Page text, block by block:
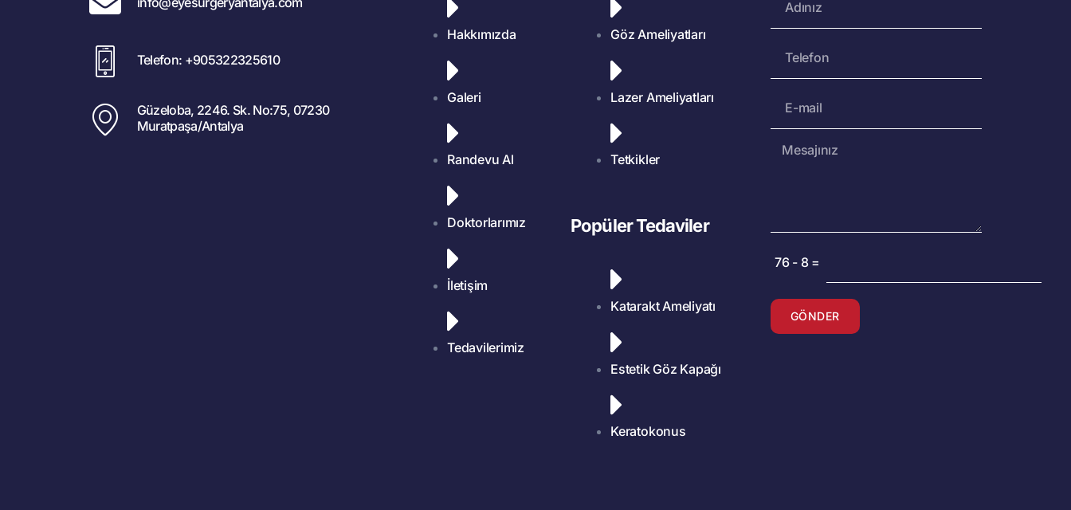
Telefon: +905322325610
Güzeloba, 2246. Sk. No:75, 07230
Muratpaşa/Antalya
Hakkımızda
Galeri
Randevu Al
Doktorlarımız
İletişim
Tedavilerimiz
Göz Ameliyatları
Lazer Ameliyatları
Tetkikler
Popüler Tedaviler
Katarakt Ameliyatı
Estetik Göz Kapağı
Keratokonus
76 - 8=
GÖNDER